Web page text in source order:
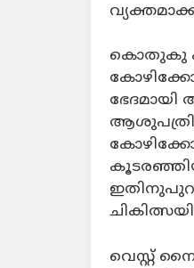
കൊതുകു
വെസ്റ്റ്